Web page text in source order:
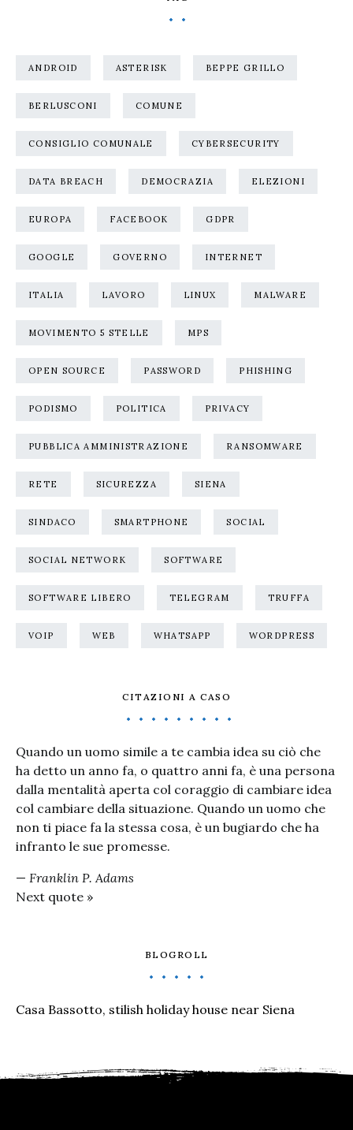
ANDROID ASTERISK BEPPE GRILLO
BERLUSCONI COMUNE
CONSIGLIO COMUNALE CYBERSECURITY
DATA BREACH DEMOCRAZIA ELEZIONI
EUROPA FACEBOOK GDPR
GOOGLE GOVERNO INTERNET
ITALIA LAVORO LINUX MALWARE
MOVIMENTO 5 STELLE MPS
OPEN SOURCE PASSWORD PHISHING
PODISMO POLITICA PRIVACY
PUBBLICA AMMINISTRAZIONE RANSOMWARE
RETE SICUREZZA SIENA
SINDACO SMARTPHONE SOCIAL
SOCIAL NETWORK SOFTWARE
SOFTWARE LIBERO TELEGRAM TRUFFA
VOIP WEB WHATSAPP WORDPRESS
CITAZIONI A CASO
Quando un uomo simile a te cambia idea su ciò che
ha detto un anno fa, o quattro anni fa, è una persona
dalla mentalità aperta col coraggio di cambiare idea
col cambiare della situazione. Quando un uomo che
non ti piace fa la stessa cosa, è un bugiardo che ha
infranto le sue promesse.
— Franklin P. Adams
Next quote »
BLOGROLL
Casa Bassotto, stilish holiday house near Siena